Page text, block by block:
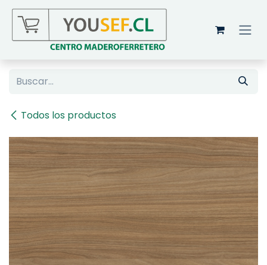
Ir al contenido
Todos los productos